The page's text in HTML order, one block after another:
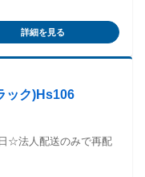
味がある方も歓迎し
要です。 ※Fluency in
詳細を見る
ック)Hs106
☆法人配送のみで再配